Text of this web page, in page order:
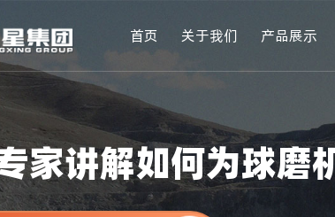
首页 关于我们 产品展示
家讲解如何为球磨